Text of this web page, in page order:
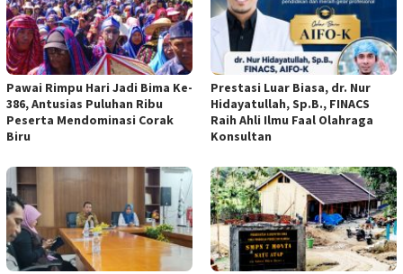
Pawai Rimpu Hari Jadi Bima Ke-
386, Antusias Puluhan Ribu
Peserta Mendominasi Corak
Biru
Prestasi Luar Biasa, dr. Nur
Hidayatullah, Sp.B., FINACS
Raih Ahli Ilmu Faal Olahraga
Konsultan